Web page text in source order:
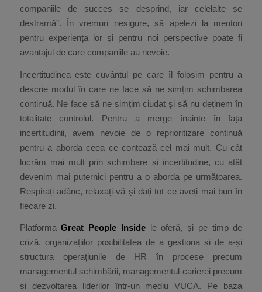
companiile de succes se desprind, iar celelalte se
destramă”. În vremuri nesigure, să apelezi la mentori
pentru experiența lor și pentru noi perspective poate fi
avantajul de care companiile au nevoie.
Incertitudinea este cuvântul pe care îl folosim pentru a
descrie modul în care ne face să ne simțim schimbarea
continuă. Ne face să ne simțim ciudat și să nu deținem în
totalitate controlul. Pentru a merge înainte în fața
incertitudinii, avem nevoie de o reprioritizare continuă
pentru a aborda ceea ce contează cel mai mult. Cu cât
lucrăm mai mult prin schimbare și incertitudine, cu atât
devenim mai puternici pentru a o aborda pe următoarea.
Respirați adânc, relaxați-vă și dați tot ce aveți mai bun în
fiecare zi.
PlatformaGreat People Insidele oferă, și pe timp de
criză, organizațiilor posibilitatea de a gestiona și de a-și
structura operațiunile de HR în procese precum
managementul schimbării, managementul carierei precum
și dezvoltarea liderilor într-un mediu VUCA. Pe baza